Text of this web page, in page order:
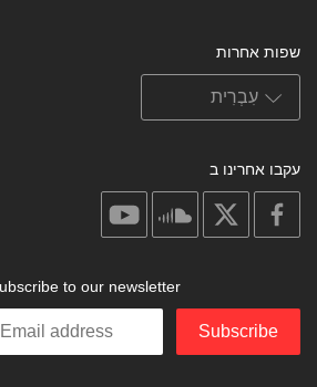
שפות אחרות
עקבו אחרינו ב
facebook
soundcloud
to our newsletter
Subscribe